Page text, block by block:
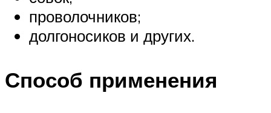
проволочников;
долгоносиков и других.
Способ применения